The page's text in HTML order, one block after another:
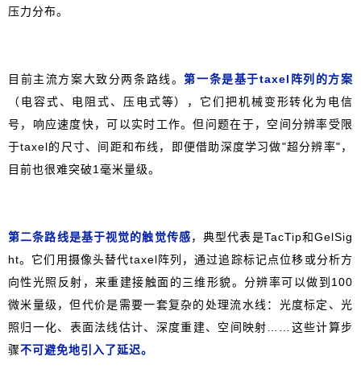
压力分布。
目前主流方案大致分两条路线。第一条是基于taxel阵列的方案
（电容式、电阻式、压电式等），它们把机械变形转化为电信
号，响应速度快，可以实时工作。但问题在于，空间分辨率受限
于taxel的尺寸、间距和布线，即便借助深度学习做"超分辨率"，
目前也很难突破1毫米量级。
第二条路线是基于视觉的触觉传感，典型代表是TacTip和GelSig
ht。它们用摄像头替代taxel阵列，通过追踪标记点位移或分析方
向性光照反射，来重建接触面的三维形貌。分辨率可以做到100
微米量级，但代价是需要一套复杂的处理流水线：光度标定、光
照归一化、表面法线估计、深度重建、空间映射……这些计算步
骤不可避免地引入了延迟。